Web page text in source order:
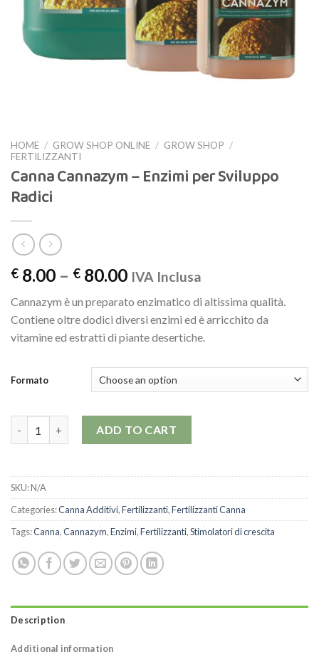
HOME / GROW SHOP ONLINE / GROW SHOP /
FERTILIZZANTI
Canna Cannazym – Enzimi per Sviluppo
Radici
€ 8.00 – € 80.00 IVA Inclusa
Cannazym è un preparato enzimatico di altissima qualità.
Contiene oltre dodici diversi enzimi ed è arricchito da
vitamine ed estratti di piante desertiche.
Formato
ADD TO CART
SKU:N/A
Categories:Canna Additivi,Fertilizzanti,Fertilizzanti Canna
Tags:Canna,Cannazym,Enzimi,Fertilizzanti,Stimolatori di crescita
Description
Additional information